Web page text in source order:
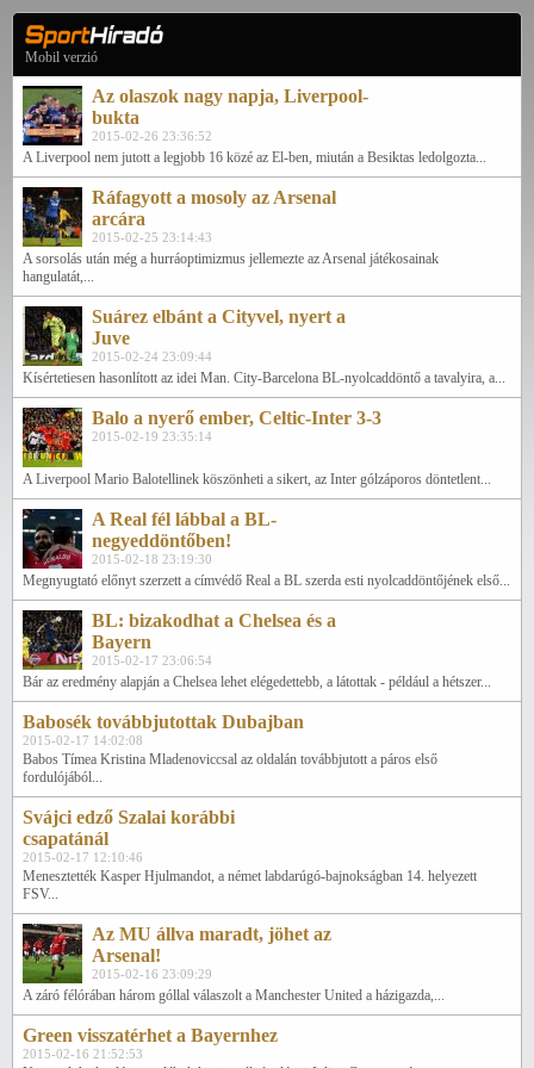
Mobil verzió
Az olaszok nagy napja, Liverpool-
bukta
2015-02-26 23:36:52
A Liverpool nem jutott a legjobb 16 közé az El-ben, miután a Besiktas ledolgozta...
Ráfagyott a mosoly az Arsenal
arcára
2015-02-25 23:14:43
A sorsolás után még a hurráoptimizmus jellemezte az Arsenal játékosainak
hangulatát,...
Suárez elbánt a Cityvel, nyert a
Juve
2015-02-24 23:09:44
Kísértetiesen hasonlított az idei Man. City-Barcelona BL-nyolcaddöntő a tavalyira, a...
Balo a nyerő ember, Celtic-Inter 3-3
2015-02-19 23:35:14
A Liverpool Mario Balotellinek köszönheti a sikert, az Inter gólzáporos döntetlent...
A Real fél lábbal a BL-
negyeddöntőben!
2015-02-18 23:19:30
Megnyugtató előnyt szerzett a címvédő Real a BL szerda esti nyolcaddöntőjének első...
BL: bizakodhat a Chelsea és a
Bayern
2015-02-17 23:06:54
Bár az eredmény alapján a Chelsea lehet elégedettebb, a látottak - például a hétszer...
Babosék továbbjutottak Dubajban
2015-02-17 14:02:08
Babos Tímea Kristina Mladenoviccsal az oldalán továbbjutott a páros első
fordulójából...
Svájci edző Szalai korábbi
csapatánál
2015-02-17 12:10:46
Menesztették Kasper Hjulmandot, a német labdarúgó-bajnokságban 14. helyezett
FSV...
Az MU állva maradt, jöhet az
Arsenal!
2015-02-16 23:09:29
A záró félórában három góllal válaszolt a Manchester United a házigazda,...
Green visszatérhet a Bayernhez
2015-02-16 21:52:53